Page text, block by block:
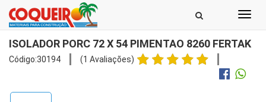
ISOLADOR PORC 72 X 54 PIMENTAO 8260 FERTAK
Código:30194 (1 Avaliações)